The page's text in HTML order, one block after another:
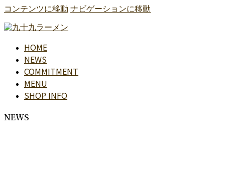
コンテンツに移動 ナビゲーションに移動
HOME
NEWS
COMMITMENT
MENU
SHOP INFO
NEWS